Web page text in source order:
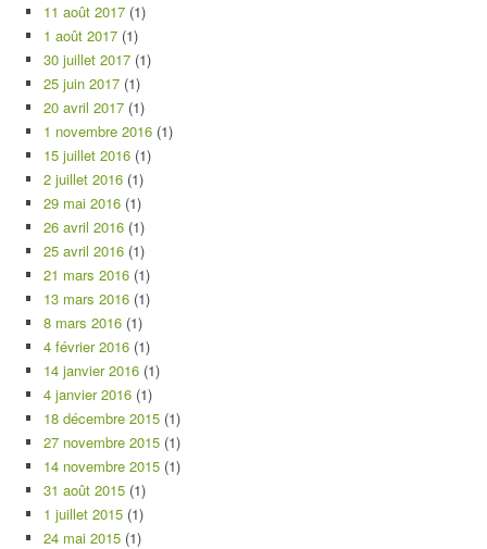
11 août 2017 (1)
1 août 2017 (1)
30 juillet 2017 (1)
25 juin 2017 (1)
20 avril 2017 (1)
1 novembre 2016 (1)
15 juillet 2016 (1)
2 juillet 2016 (1)
29 mai 2016 (1)
26 avril 2016 (1)
25 avril 2016 (1)
21 mars 2016 (1)
13 mars 2016 (1)
8 mars 2016 (1)
4 février 2016 (1)
14 janvier 2016 (1)
4 janvier 2016 (1)
18 décembre 2015 (1)
27 novembre 2015 (1)
14 novembre 2015 (1)
31 août 2015 (1)
1 juillet 2015 (1)
24 mai 2015 (1)